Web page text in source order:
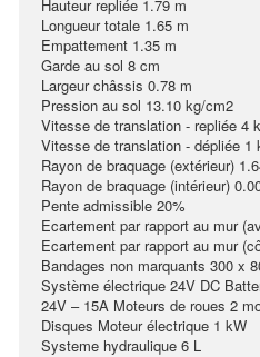
Hauteur repliée 1.79 m
Longueur totale 1.65 m
Empattement 1.35 m
Garde au sol 8 cm
Largeur châssis 0.78 m
Pression au sol 13.10 kg/cm2
Vitesse de translation - repliée 4
Vitesse de translation - dépliée 1
Rayon de braquage (extérieur)
Rayon de braquage (intérieur)
Pente admissible 20%
Ecartement par rapport au mur
Ecartement par rapport au mur
Bandages non marquants 300 x
Système électrique 24V DC
24V – 15A Moteurs de roues 2
Disques Moteur électrique 1 kW
Systeme hydraulique 6 L